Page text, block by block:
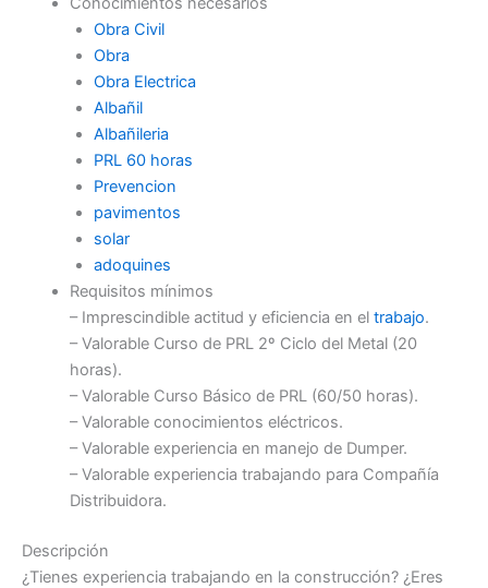
Obra Civil
Obra
Obra Electrica
Albañil
Albañileria
PRL 60 horas
Prevencion
pavimentos
solar
adoquines
Requisitos mínimos
– Imprescindible actitud y eficiencia en el trabajo.
– Valorable Curso de PRL 2º Ciclo del Metal (20
horas).
– Valorable Curso Básico de PRL (60/50 horas).
– Valorable conocimientos eléctricos.
– Valorable experiencia en manejo de Dumper.
– Valorable experiencia trabajando para Compañía
Distribuidora.
Descripción
¿Tienes experiencia trabajando en la construcción? ¿Eres